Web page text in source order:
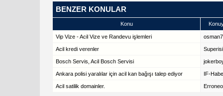
BENZER KONULAR
Konu
Vip Vize - Acil Vize ve Randevu işlemleri
Acil kredi verenler Superisi
Bosch Servis, Acil Bosch Servisi
Ankara polisi yaralılar için acil kan bağışı talep ediyor IF-
Acil satilik domainler.